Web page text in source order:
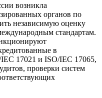
возникла
органов по
независимую оценку
стандартам.
в
17021 и ISO/IEC 17065,
проверки систем